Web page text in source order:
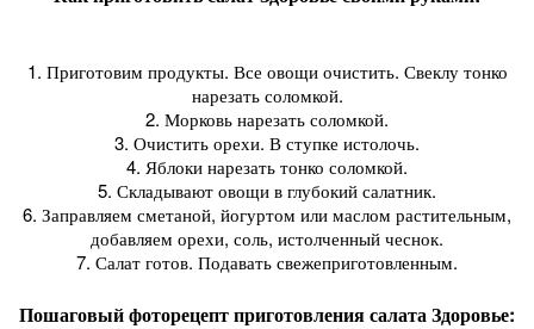
1. Приготовим продукты. Все овощи очистить. Свеклу тонко
нарезать соломкой.
2. Морковь нарезать соломкой.
3. Очистить орехи. В ступке истолочь.
4. Яблоки нарезать тонко соломкой.
5. Складывают овощи в глубокий салатник.
6. Заправляем сметаной, йогуртом или маслом растительным,
добавляем орехи, соль, истолченный чеснок.
7. Салат готов. Подавать свежеприготовленным.
Пошаговый фоторецепт приготовления салата Здоровье: